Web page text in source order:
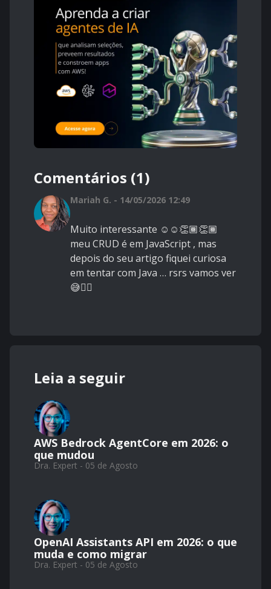
Comentários (1)
Mariah G. - 14/05/2026 12:49
Muito interessante ☺️☺️👏🏾👏🏾
meu CRUD é em JavaScript , mas
depois do seu artigo fiquei curiosa
em tentar com Java … rsrs vamos ver
😅😮‍💨
Leia a seguir
AWS Bedrock AgentCore em 2026: o
que mudou
Dra. Expert - 05 de Agosto
OpenAI Assistants API em 2026: o que
muda e como migrar
Dra. Expert - 05 de Agosto